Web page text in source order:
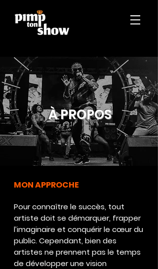
À PROPOS
MON APPROCHE
Pour connaître le succès, tout
artiste doit se démarquer, frapper
l’imaginaire et conquérir le cœur du
public. Cependant, bien des
artistes ne prennent pas le temps
de développer une vision